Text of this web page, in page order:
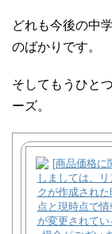
どれも今後の中
のばかりです。
そしてもうひと
ーズ。